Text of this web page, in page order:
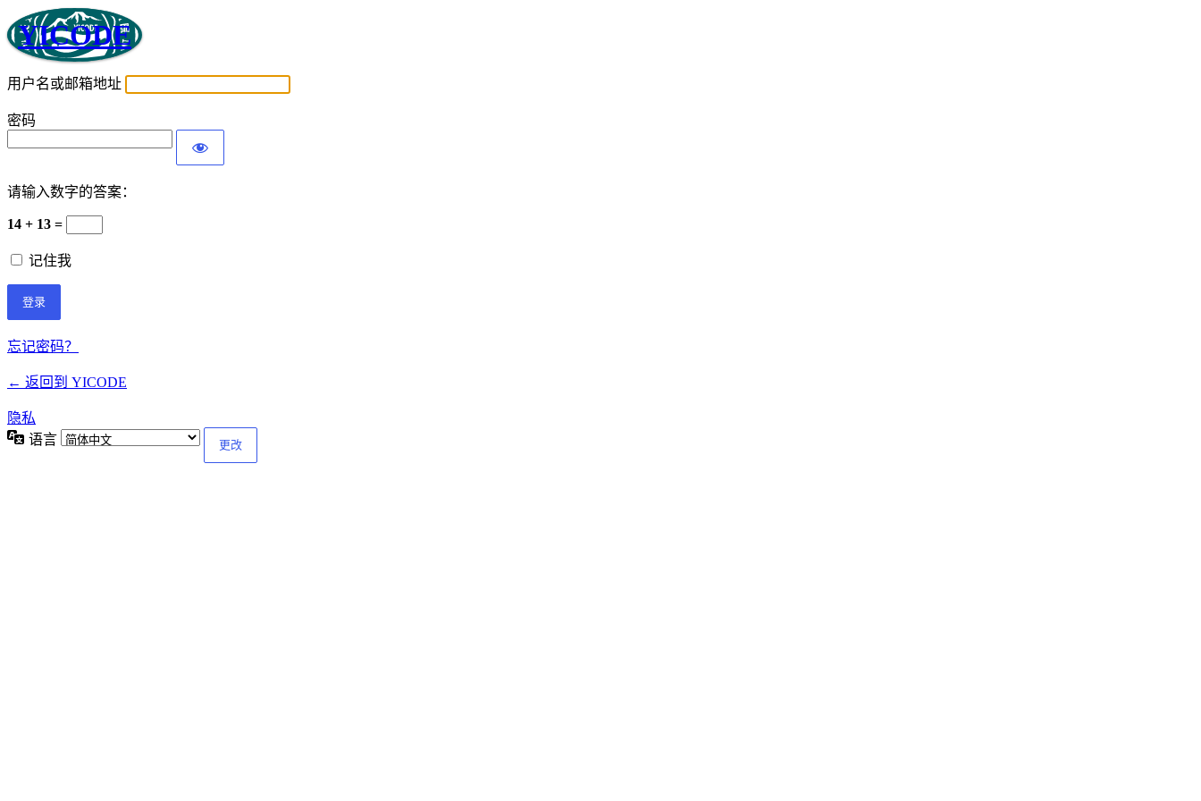
YICODE
用户名或邮箱地址
密码
请输入数字的答案：
14 + 13 =
记住我
忘记密码？
← 返回到 YICODE
隐私
语言